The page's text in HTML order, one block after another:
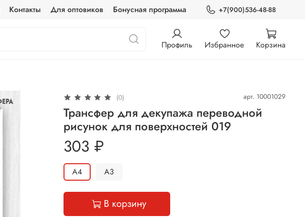
Контакты Для оптовиков Бонусная программа +7(900)536-48-88
Профиль Избранное Корзина
(0) арт. 10001029
Трансфер для декупажа переводной
рисунок для поверхностей 019
303 ₽
А4 А3
В корзину